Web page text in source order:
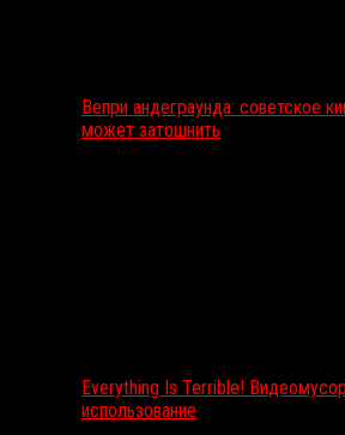
Вепри андеграунда: советское
может затошнить
Everything Is Terrible!
использование